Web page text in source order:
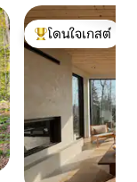
โดนใจเกสต์ที่สุด
โดนใจเกสต์